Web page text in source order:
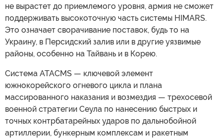
не вырастет до приемлемого уровня, армия не сможет
поддерживать высокоточную часть системы HIMARS.
Это означает сворачивание поставок, будь то на
Украину, в Персидский залив или в другие уязвимые
районы, особенно на Тайвань и в Корею.
Система ATACMS — ключевой элемент
южнокорейского огневого цикла и плана
массированного наказания и возмездия — трехосевой
военной стратегии Сеула по нанесению быстрых и
точных контрбатарейных ударов по дальнобойной
артиллерии, бункерным комплексам и ракетным